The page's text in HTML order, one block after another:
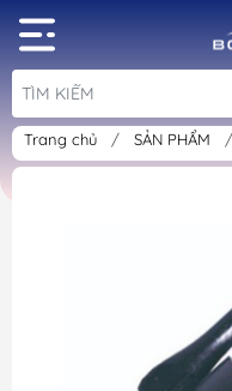
Trang chủ / SẢN PHẨM /